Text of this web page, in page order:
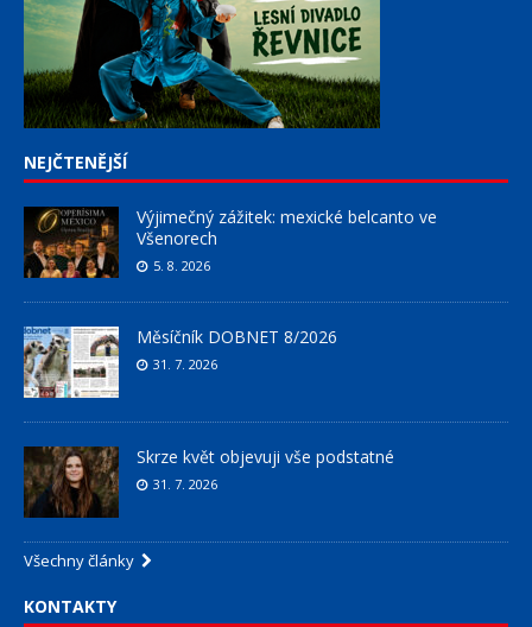
NEJČTENĚJŠÍ
Výjimečný zážitek: mexické belcanto ve
Všenorech
5. 8. 2026
Měsíčník DOBNET 8/2026
31. 7. 2026
Skrze květ objevuji vše podstatné
31. 7. 2026
Všechny články
KONTAKTY